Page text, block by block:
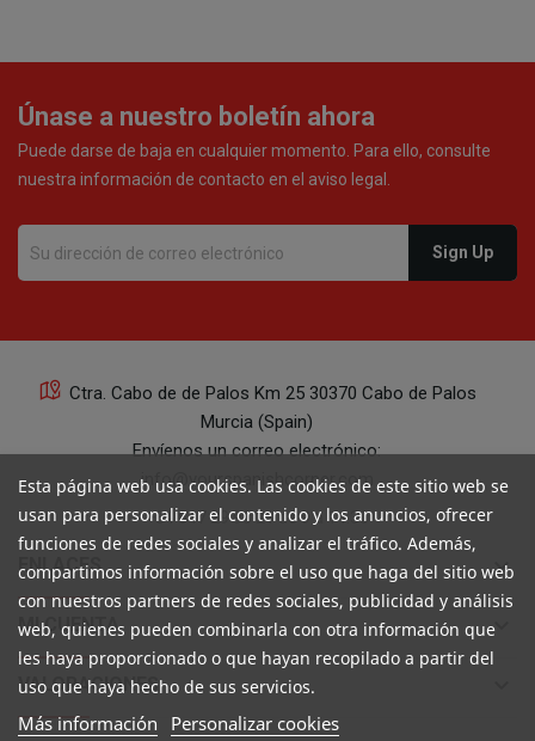
Únase a nuestro boletín ahora
Puede darse de baja en cualquier momento. Para ello, consulte
nuestra información de contacto en el aviso legal.
Ctra. Cabo de de Palos Km 25 30370 Cabo de Palos
Murcia (Spain)
Envíenos un correo electrónico:
info@yourspanishcorner.com
+34 647 29 98 21 de 9 a 14:30
ENLACES keyboard_arrow_down
MI CUENTA keyboard_arrow_down
VALORACIONES
Esta página web usa cookies. Las cookies de este sitio web se
usan para personalizar el contenido y los anuncios, ofrecer
funciones de redes sociales y analizar el tráfico. Además,
compartimos información sobre el uso que haga del sitio web
con nuestros partners de redes sociales, publicidad y análisis
web, quienes pueden combinarla con otra información que
les haya proporcionado o que hayan recopilado a partir del
uso que haya hecho de sus servicios.
Más información Personalizar cookies